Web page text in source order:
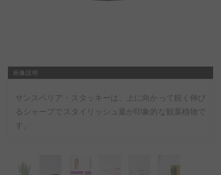
画像説明
サンスベリア・スタッキーは、上に向かって鋭く伸び
るシャープでスタイリッシュ葉が印象的な観葉植物で
す。